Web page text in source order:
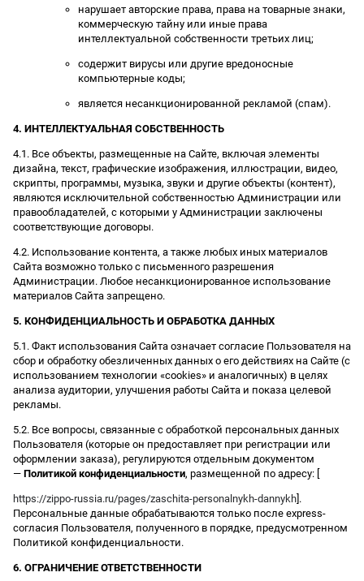
нарушает авторские права, права на товарные знаки,
коммерческую тайну или иные права
интеллектуальной собственности третьих лиц;
содержит вирусы или другие вредоносные
компьютерные коды;
является несанкционированной рекламой (спам).
4. ИНТЕЛЛЕКТУАЛЬНАЯ СОБСТВЕННОСТЬ
4.1. Все объекты, размещенные на Сайте, включая элементы
дизайна, текст, графические изображения, иллюстрации, видео,
скрипты, программы, музыка, звуки и другие объекты (контент),
являются исключительной собственностью Администрации или
правообладателей, с которыми у Администрации заключены
соответствующие договоры.
4.2. Использование контента, а также любых иных материалов
Сайта возможно только с письменного разрешения
Администрации. Любое несанкционированное использование
материалов Сайта запрещено.
5. КОНФИДЕНЦИАЛЬНОСТЬ И ОБРАБОТКА ДАННЫХ
5.1. Факт использования Сайта означает согласие Пользователя на
сбор и обработку обезличенных данных о его действиях на Сайте (с
использованием технологии «cookies» и аналогичных) в целях
анализа аудитории, улучшения работы Сайта и показа целевой
рекламы.
5.2. Все вопросы, связанные с обработкой персональных данных
Пользователя (которые он предоставляет при регистрации или
оформлении заказа), регулируются отдельным документом
— Политикой конфиденциальности, размещенной по адресу: [
https://zippo-russia.ru/pages/zaschita-personalnykh-dannykh ].
Персональные данные обрабатываются только после express-
согласия Пользователя, полученного в порядке, предусмотренном
Политикой конфиденциальности.
6. ОГРАНИЧЕНИЕ ОТВЕТСТВЕННОСТИ